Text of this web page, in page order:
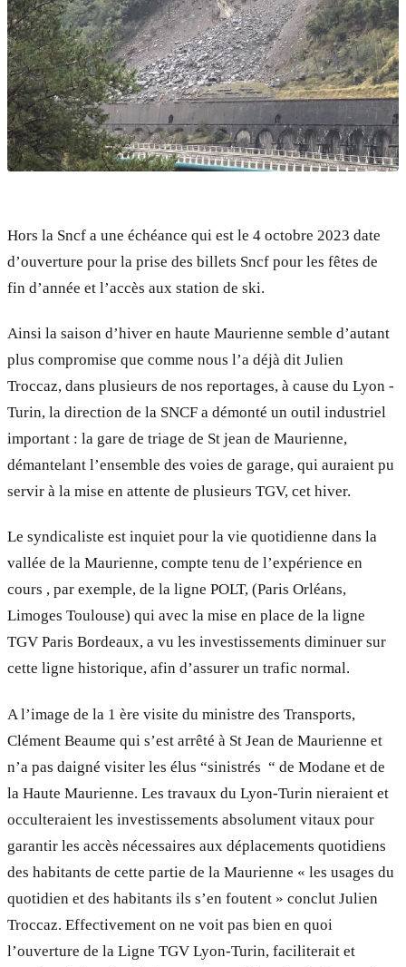
Hors la Sncf a une échéance qui est le 4 octobre 2023 date
d’ouverture pour la prise des billets Sncf pour les fêtes de
fin d’année et l’accès aux station de ski.
Ainsi la saison d’hiver en haute Maurienne semble d’autant
plus compromise que comme nous l’a déjà dit Julien
Troccaz, dans plusieurs de nos reportages, à cause du Lyon -
Turin, la direction de la SNCF a démonté un outil industriel
important : la gare de triage de St jean de Maurienne,
démantelant l’ensemble des voies de garage, qui auraient pu
servir à la mise en attente de plusieurs TGV, cet hiver.
Le syndicaliste est inquiet pour la vie quotidienne dans la
vallée de la Maurienne, compte tenu de l’expérience en
cours , par exemple, de la ligne POLT, (Paris Orléans,
Limoges Toulouse) qui avec la mise en place de la ligne
TGV Paris Bordeaux, a vu les investissements diminuer sur
cette ligne historique, afin d’assurer un trafic normal.
A l’image de la 1 ère visite du ministre des Transports,
Clément Beaume qui s’est arrêté à St Jean de Maurienne et
n’a pas daigné visiter les élus “sinistrés “ de Modane et de
la Haute Maurienne. Les travaux du Lyon-Turin nieraient et
occulteraient les investissements absolument vitaux pour
garantir les accès nécessaires aux déplacements quotidiens
des habitants de cette partie de la Maurienne « les usages du
quotidien et des habitants ils s’en foutent » conclut Julien
Troccaz. Effectivement on ne voit pas bien en quoi
l’ouverture de la Ligne TGV Lyon-Turin, faciliterait et